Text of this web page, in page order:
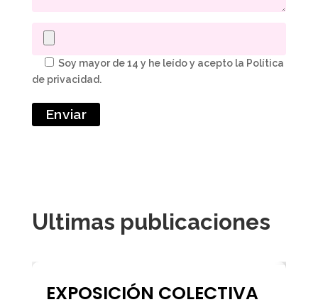
Soy mayor de 14 y he leído y acepto la Política
de privacidad.
Ultimas publicaciones
EXPOSICIÓN COLECTIVA